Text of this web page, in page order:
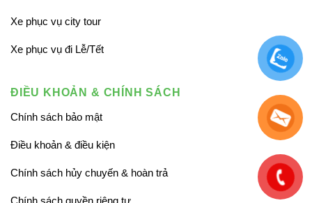
Xe phục vụ city tour
Xe phục vụ đi Lễ/Tết
ĐIỀU KHOẢN & CHÍNH SÁCH
Chính sách bảo mật
Điều khoản & điều kiện
Chính sách hủy chuyến & hoàn trả
Chính sách quyền riêng tư